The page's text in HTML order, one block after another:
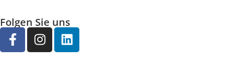
Folgen Sie uns